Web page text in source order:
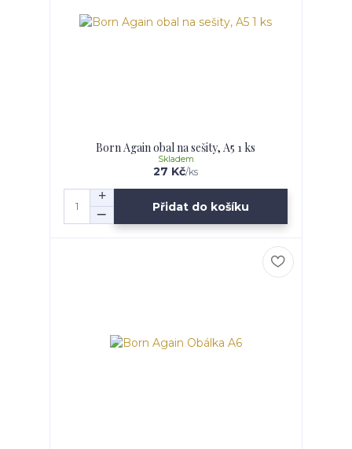
Born Again obal na sešity, A5 1 ks
27 Kč/ks
Skladem
Přidat do košíku